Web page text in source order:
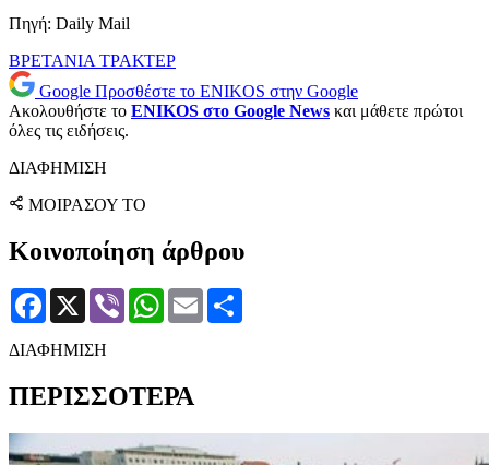
Πηγή: Daily Mail
ΒΡΕΤΑΝΙΑ ΤΡΑΚΤΕΡ
Google Προσθέστε το ENIKOS στην Google
Ακολουθήστε το ENIKOS στο Google News και μάθετε πρώτοι
όλες τις ειδήσεις.
ΔΙΑΦΗΜΙΣΗ
ΜΟΙΡΑΣΟΥ ΤΟ
Κοινοποίηση άρθρου
Facebook
X Viber WhatsApp
Email
ΔΙΑΦΗΜΙΣΗ
ΠΕΡΙΣΣΟΤΕΡΑ